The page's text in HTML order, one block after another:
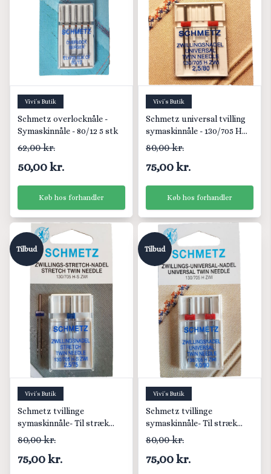
Vivi´s Butik
Schmetz overlocknåle -
Symaskinnåle - 80/12 5 stk
62,00 kr.
50,00 kr.
Køb hos forhandler
Vivi´s Butik
Schmetz universal tvilling
symaskinnåle - 130/705 H
zwi
80,00 kr.
75,00 kr.
Køb hos forhandler
Tilbud
Vivi´s Butik
Schmetz tvillinge
symaskinnåle- Til stræk
stof
80,00 kr.
75,00 kr.
Tilbud
Vivi´s Butik
Schmetz tvillinge
symaskinnåle- Til stræk
stof - 4,0/90
80,00 kr.
75,00 kr.